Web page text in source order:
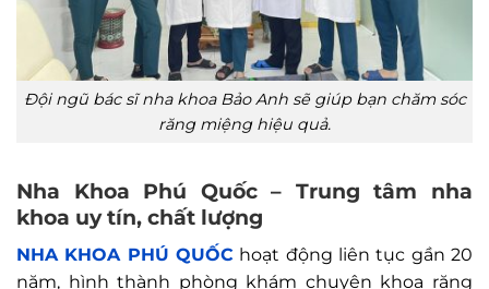
Đội ngũ bác sĩ nha khoa Bảo Anh sẽ giúp bạn chăm sóc
răng miệng hiệu quả.
Nha Khoa Phú Quốc – Trung tâm nha
khoa uy tín, chất lượng
NHA KHOA PHÚ QUỐC hoạt động liên tục gần 20
năm, hình thành phòng khám chuyên khoa răng